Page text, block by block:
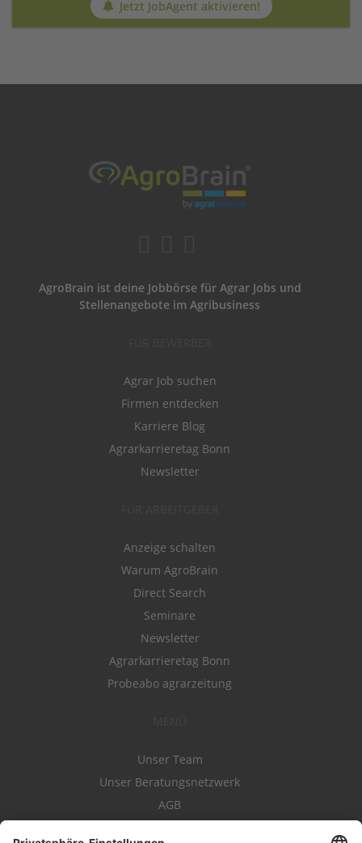
Jetzt JobAgent aktivieren!
AgroBrain ist deine Jobbörse für Agrar Jobs und
Stellenangebote im Agribusiness
Agrar Job suchen
Firmen entdecken
Karriere Blog
Agrarkarrieretag Bonn
Newsletter
Anzeige schalten
Warum AgroBrain
Direct Search
Seminare
Newsletter
Agrarkarrieretag Bonn
Probeabo agrarzeitung
Unser Team
Unser Beratungsnetzwerk
AGB